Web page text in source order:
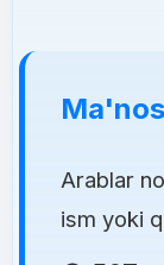
Arablar
ism yoki